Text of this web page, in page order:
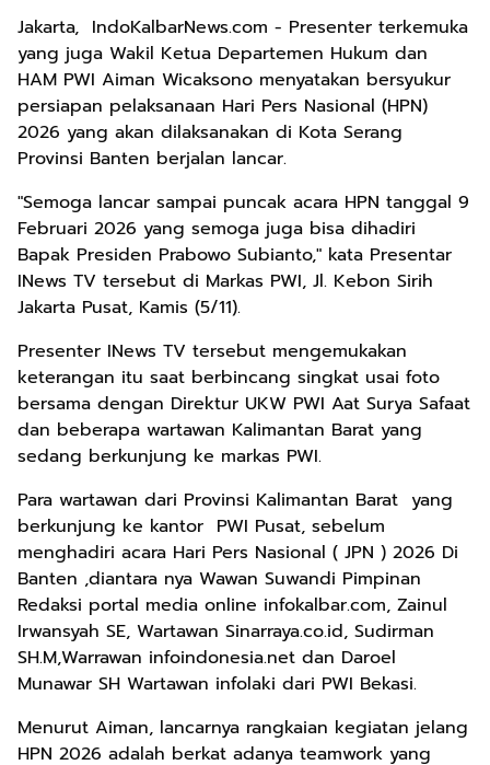
Jakarta, IndoKalbarNews.com - Presenter terkemuka
yang juga Wakil Ketua Departemen Hukum dan
HAM PWI Aiman Wicaksono menyatakan bersyukur
persiapan pelaksanaan Hari Pers Nasional (HPN)
2026 yang akan dilaksanakan di Kota Serang
Provinsi Banten berjalan lancar.
"Semoga lancar sampai puncak acara HPN tanggal 9
Februari 2026 yang semoga juga bisa dihadiri
Bapak Presiden Prabowo Subianto," kata Presentar
INews TV tersebut di Markas PWI, Jl. Kebon Sirih
Jakarta Pusat, Kamis (5/11).
Presenter INews TV tersebut mengemukakan
keterangan itu saat berbincang singkat usai foto
bersama dengan Direktur UKW PWI Aat Surya Safaat
dan beberapa wartawan Kalimantan Barat yang
sedang berkunjung ke markas PWI.
Para wartawan dari Provinsi Kalimantan Barat yang
berkunjung ke kantor PWI Pusat, sebelum
menghadiri acara Hari Pers Nasional ( JPN ) 2026 Di
Banten ,diantara nya Wawan Suwandi Pimpinan
Redaksi portal media online infokalbar.com, Zainul
Irwansyah SE, Wartawan Sinarraya.co.id, Sudirman
SH.M,Warrawan infoindonesia.net dan Daroel
Munawar SH Wartawan infolaki dari PWI Bekasi.
Menurut Aiman, lancarnya rangkaian kegiatan jelang
HPN 2026 adalah berkat adanya teamwork yang